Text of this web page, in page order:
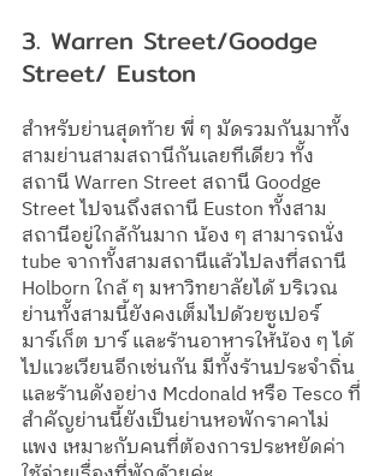
3. Warren Street/Goodge
Street/ Euston
สำหรับย่านสุดท้าย พี่ ๆ มัดรวมกันมาทั้ง
สามย่านสามสถานีกันเลยทีเดียว ทั้ง
สถานี Warren Street สถานี Goodge
Street ไปจนถึงสถานี Euston ทั้งสาม
สถานีอยู่ใกล้กันมาก น้อง ๆ สามารถนั่ง
tube จากทั้งสามสถานีแล้วไปลงที่สถานี
Holborn ใกล้ ๆ มหาวิทยาลัยได้ บริเวณ
ย่านทั้งสามนี้ยังคงเต็มไปด้วยซูเปอร์
มาร์เก็ต บาร์ และร้านอาหารให้น้อง ๆ ได้
ไปแวะเวียนอีกเช่นกัน มีทั้งร้านประจำถิ่น
และร้านดังอย่าง Mcdonald หรือ Tesco ที่
สำคัญย่านนี้ยังเป็นย่านหอพักราคาไม่
แพง เหมาะกับคนที่ต้องการประหยัดค่า